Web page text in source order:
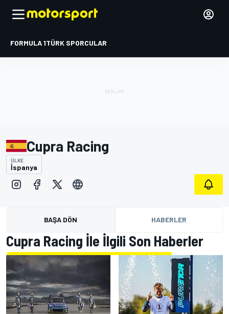
FORMULA 1TÜRK SPORCULAR
Cupra Racing
ÜLKE
İspanya
BAŞA DÖN HABERLER
Cupra Racing İle İlgili Son Haberler